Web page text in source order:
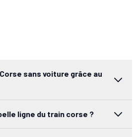
sans voiture grâce au
ligne du train corse ?